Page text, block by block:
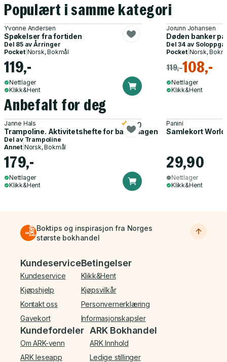
Populært i samme kategori
Yvonne Andersen
Spøkelser fra fortiden
Del 85 av Årringer
Pocket| Norsk, Bokmål
119,-
Nettlager
Klikk&Hent
Jorunn Johansen
Døden banker på
Del 34 av
Pocket| Norsk,
119,-108,-
Nettlager
Klikk&Hent
Anbefalt for deg
Janne Hals
Trampoline. Aktivitetshefte for barnehagen
5.0
Del av Trampoline
Annet Norsk, Bokmål
179,-
Nettlager
Klikk&Hent
Panini
Samlekort
29,90
Nettlager
Klikk&Hent
Boktips og inspirasjon fra Norges
største bokhandel
Bunnmeny
Kundeservice
Kundeservice
Kjøpshjelp
Kontakt oss
Gavekort
Betingelser
Klikk&Hent
Kjøpsvilkår
Personvernerklæring
Informasjonskapsler
Kundefordeler
Om ARK-venn
ARK leseapp
ARK Bokhandel
ARK Innhold
Ledige stillinger